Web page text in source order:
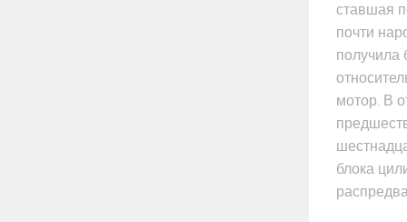
ставшая
почти
мотор. В
блока